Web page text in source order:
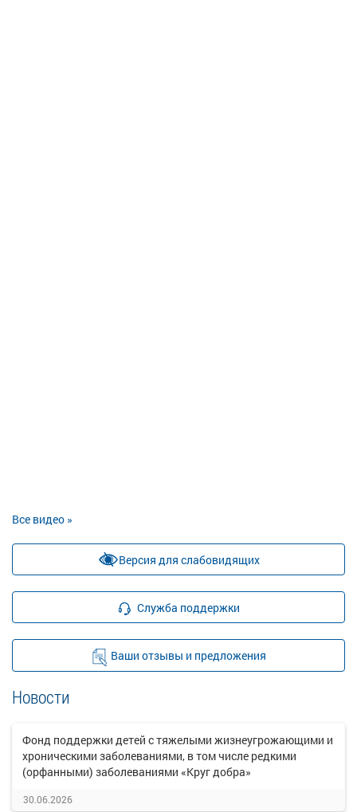
Все видео »
Версия для слабовидящих
Служба поддержки
Ваши отзывы и предложения
Новости
Фонд поддержки детей с тяжелыми жизнеугрожающими и
хроническими заболеваниями, в том числе редкими
(орфанными) заболеваниями «Круг добра»
30.06.2026